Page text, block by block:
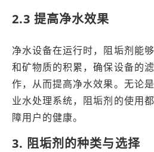
2.3 提高净水效果
净水设备在运行时，阻垢剂能
和矿物质的积累，确保设备的
作，从而提高净水效果。无论
业水处理系统，阻垢剂的使用
障用户的健康。
3. 阻垢剂的种类与选择